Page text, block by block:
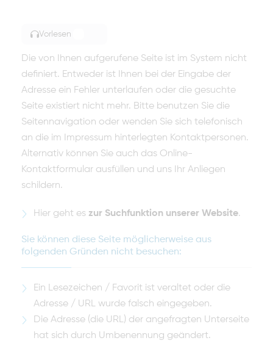
Vorlesen
Die von Ihnen aufgerufene Seite ist im System nicht
definiert. Entweder ist Ihnen bei der Eingabe der
Adresse ein Fehler unterlaufen oder die gesuchte
Seite existiert nicht mehr. Bitte benutzen Sie die
Seitennavigation oder wenden Sie sich telefonisch
an die im Impressum hinterlegten Kontaktpersonen.
Alternativ können Sie auch das Online-
Kontaktformular ausfüllen und uns Ihr Anliegen
schildern.
Hier geht es zur Suchfunktion unserer Website.
Sie können diese Seite möglicherweise aus
folgenden Gründen nicht besuchen:
Ein Lesezeichen / Favorit ist veraltet oder die
Adresse / URL wurde falsch eingegeben.
Die Adresse (die URL) der angefragten Unterseite
hat sich durch Umbenennung geändert.